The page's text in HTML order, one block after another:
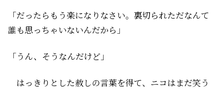
「だったらもう楽になりなさい。裏切られただなんて
誰も思っちゃいないんだから」
「うん、そうなんだけど」
はっきりとした赦しの言葉を得て、ニコはまだ笑う